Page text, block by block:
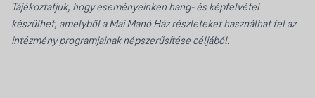
Tájékoztatjuk, hogy eseményeinken hang- és képfelvétel
készülhet, amelyből a Mai Manó Ház részleteket használhat fel az
intézmény programjainak népszerűsítése céljából.